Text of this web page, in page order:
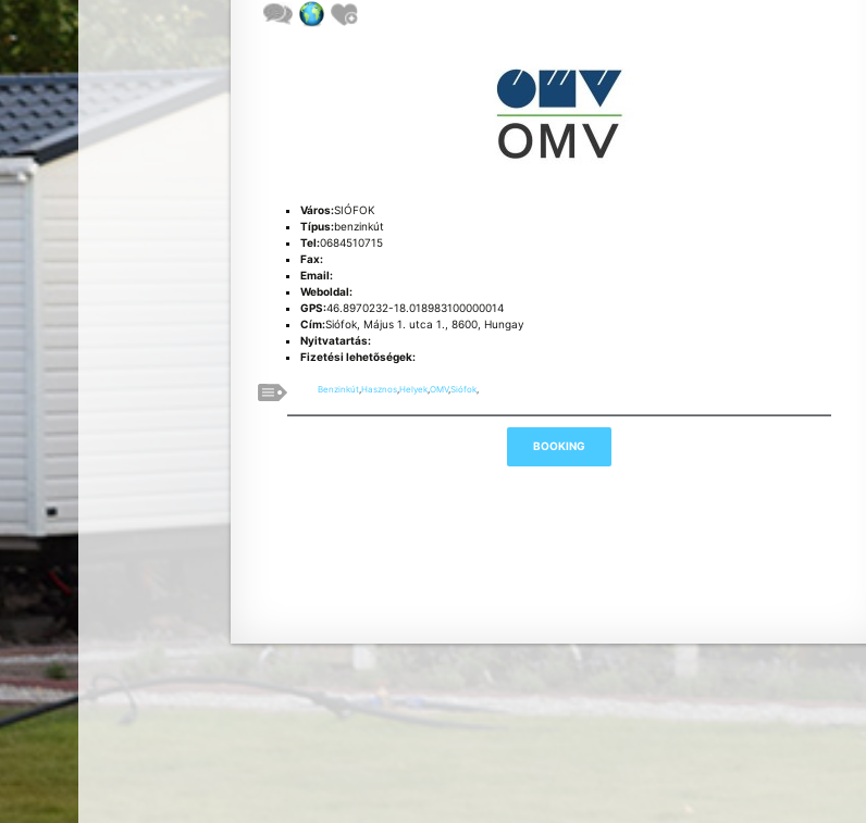
Város:SIÓFOK
Típus:benzinkút
Tel:0684510715
Fax:
Email:
Weboldal:
GPS:46.8970232-18.018983100000014
Cím:Siófok, Május 1. utca 1., 8600, Hungay
Nyitvatartás:
Fizetési lehetõségek:
Benzinkút,Hasznos,Helyek,OMV,Siófok,